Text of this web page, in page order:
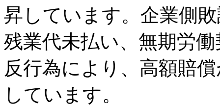
昇しています。企業側
残業代未払い、無期労
反行為により、高額賠
しています。